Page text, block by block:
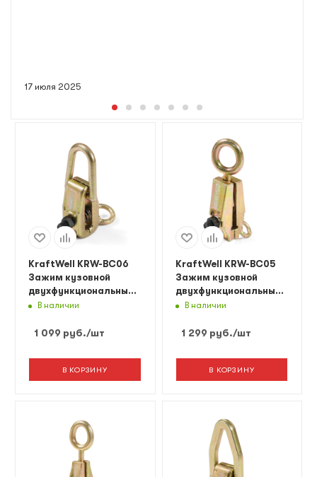
17 июля 2025
KraftWell KRW-BC06
Зажим кузовной
двухфункциональный,
3 тВ наличии
1 099 руб./шт
В КОРЗИНУ
KraftWell KRW-BC05
Зажим кузовной
двухфункциональный,
3 тВ наличии
1 299 руб./шт
В КОРЗИНУ